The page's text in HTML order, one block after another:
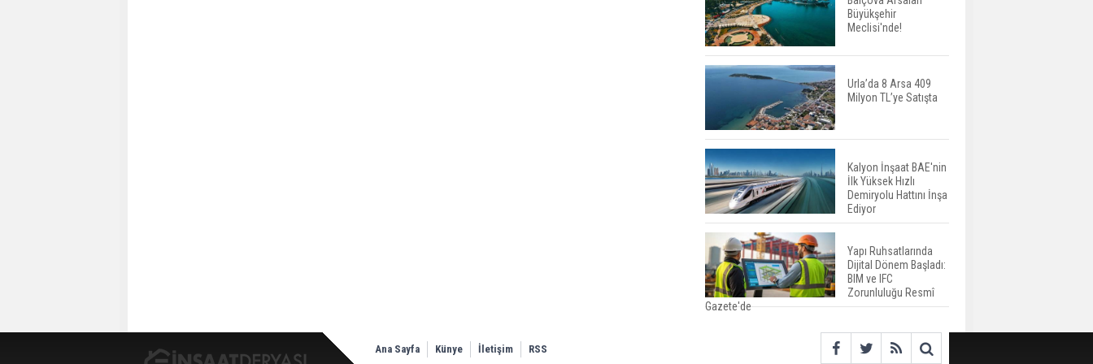
İkinci El Konut Fiyatları
Yüzde 16,2 Arttı
Konut Satışları Güçlü
Seyrini Korudu Yabancıya
Satış Geriledi
ABD'de İnşaat
Harcamaları Geriledi
Tercih Döneminde
Barınma Telaşı Başladı
Büyükşehir
Meclisi'nde!
Urla’da 8 Arsa 409
Milyon TL’ye Satışta
Kalyon İnşaat BAE'nin
İlk Yüksek Hızlı
Demiryolu Hattını İnşa
Ediyor
Yapı Ruhsatlarında
Dijital Dönem Başladı:
BIM ve IFC
Zorunluluğu Resmî
Gazete'de
Ana Sayfa Künye İletişim RSS